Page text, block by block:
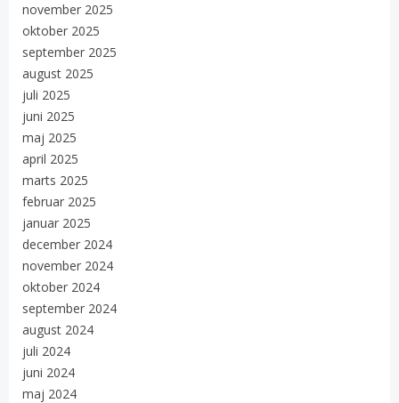
november 2025
oktober 2025
september 2025
august 2025
juli 2025
juni 2025
maj 2025
april 2025
marts 2025
februar 2025
januar 2025
december 2024
november 2024
oktober 2024
september 2024
august 2024
juli 2024
juni 2024
maj 2024